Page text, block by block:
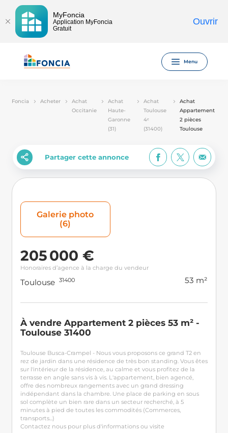
MyFoncia
Application MyFoncia
Gratuit
Ouvrir
Menu
Foncia Acheter
Achat
Occitanie
Achat
Haute-
Garonne
(31)
Achat
Toulouse
4ᵉ
(31400)
Achat
Appartement
2 pièces
Toulouse
Partager cette annonce
Galerie photo
(6)
À vendre Appartement 2 pièces 53 m² -
Toulouse 31400
Toulouse Busca-Crampel - Nous vous proposons ce grand T2 en
rez de jardin dans une résidence de très bon standing. Vous êtes
sur l'intérieur de la résidence, au calme et vous profitez de la
terrasse en angle sans vis à vis. L'appartement, bien agencé,
offre des nombreux rangements avec un grand dressing
indépendant dans la chambre. Une place de parking en sous
sol complète un bien rare dans un secteur recherché, à 5
minutes à pied de toutes les commodités (Commerces,
transports...)
Contactez nous pour plus d'informations ou visite
205 000 €
Honoraires d’agence à la charge du vendeur
Toulouse 31400 53 m²